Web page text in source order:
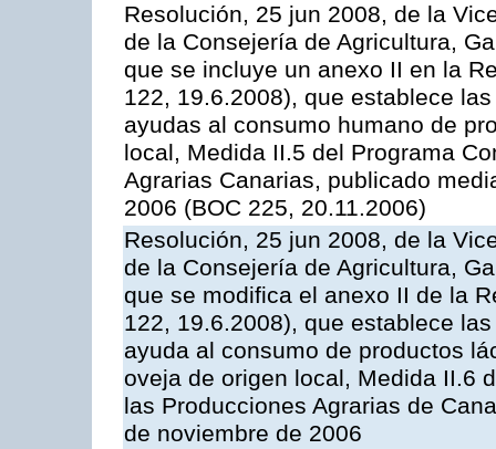
Resolución, 25 jun 2008, de la
de la Consejería de Agricultura,
que se incluye un anexo II en la
122, 19.6.2008), que establece
ayudas al consumo humano de
local, Medida II.5 del Programa
Agrarias Canarias, publicado
2006 (BOC 225, 20.11.2006)
Resolución, 25 jun 2008, de la
de la Consejería de Agricultura,
que se modifica el anexo II de la
122, 19.6.2008), que establece
ayuda al consumo de productos
oveja de origen local, Medida II.6
las Producciones Agrarias de
de noviembre de 2006